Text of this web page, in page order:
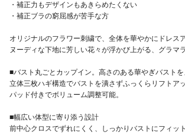
・補正力もデザインもあきらめたくない
・補正ブラの窮屈感が苦手な方
オリジナルのフラワー刺繍で、全体を華やかにドレスア
ヌーディな下地に芳しい花々が浮かび上がる、グラマ
■バスト丸ごとカップイン。高さのある華やぎバストを
立体三枚ハギ構造でバストを潰さずふっくらリフトアッ
パッド付きでボリューム調整可能。
■幅広い体型に寄り添う設計
前中心クロスでずれにくく、しっかりバストにフィット